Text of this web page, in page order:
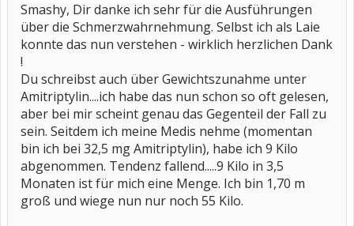
Smashy, Dir danke ich sehr für die Ausführungen
über die Schmerzwahrnehmung. Selbst ich als Laie
konnte das nun verstehen - wirklich herzlichen Dank
!
Du schreibst auch über Gewichtszunahme unter
Amitriptylin....ich habe das nun schon so oft gelesen,
aber bei mir scheint genau das Gegenteil der Fall zu
sein. Seitdem ich meine Medis nehme (momentan
bin ich bei 32,5 mg Amitriptylin), habe ich 9 Kilo
abgenommen. Tendenz fallend.....9 Kilo in 3,5
Monaten ist für mich eine Menge. Ich bin 1,70 m
groß und wiege nun nur noch 55 Kilo.